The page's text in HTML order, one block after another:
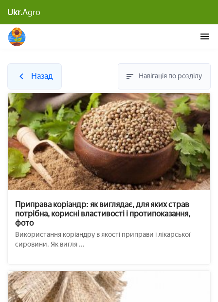
Ukr.Agro
Назад Навігація по розділу
Приправа коріандр: як виглядає, для яких страв
потрібна, корисні властивості і протипоказання,
фото
Використання коріандру в якості приправи і лікарської
сировини. Як вигля ...